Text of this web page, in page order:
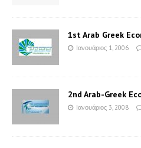
1st Arab Greek
Ιανουάριος 1, 2006
2nd Arab-Greek
Ιανουάριος 3, 2008